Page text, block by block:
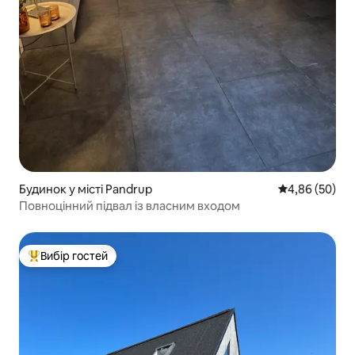
Будинок у місті Pandrup Середня
4,86 (50)
Повноцінний підвал із власним входом
Топ вибір гостей
Вибір гостей